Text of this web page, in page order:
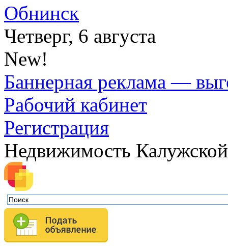
Обнинск
Четверг, 6 августа
New!
Баннерная реклама —
Рабочий кабинет
Регистрация
Недвижимость